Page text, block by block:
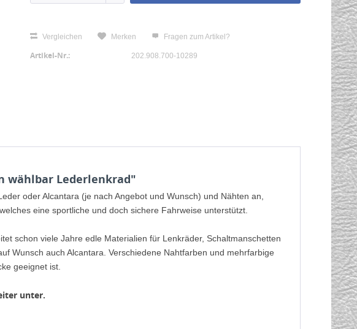
Fragen zum Artikel?
Vergleichen Merken
Artikel-Nr.: 202.908.700-10289
wählbar Lederlenkrad"
oder Alcantara (je nach Angebot und Wunsch) und Nähten an,
eine sportliche und doch sichere Fahrweise unterstützt.
schon viele Jahre edle Materialien für Lenkräder, Schaltmanschetten
Wunsch auch Alcantara. Verschiedene Nahtfarben und mehrfarbige
geeignet ist.
unter.